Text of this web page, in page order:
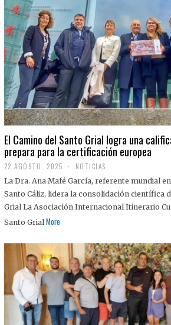
El Camino del Santo Grial logra una
prepara para la certificación europea
22 AGOSTO, 2025
2
A
G
O
S
2
5
NOTICIAS
La Dra. Ana Mafé García, referente mundial
Santo Cáliz, lidera la consolidación científica
Grial La Asociación Internacional Itinerario
Santo Grial More